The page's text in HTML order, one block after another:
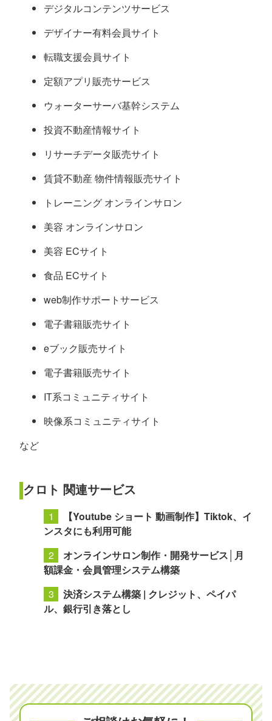
デジタルコンテンツサービス
デザイナー有料会員サイト
転職支援会員サイト
定額アプリ販売サービス
ウォーターサーバ基幹システム
投資不動産情報サイト
リサーチデータ販売サイト
賃貸不動産 物件情報販売サイト
トレーニング オンラインサロン
美容 オンラインサロン
美容 ECサイト
食品 ECサイト
web制作サポートサービス
電子書籍販売サイト
eブック販売サイト
電子書籍販売サイト
IT系コミュニティサイト
映像系コミュニティサイト
など
クロト 関連サービス
【Youtube ショート 動画制作】Tiktok、イ
ンスタにも利用可能
オンラインサロン制作・開発サービス│月
額課金・会員管理システム構築
決済システム構築 | クレジット、ペイパ
ル、銀行引き落とし